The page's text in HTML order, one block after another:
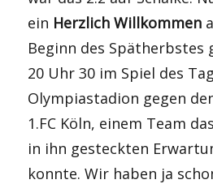
ein Herzlich Willkommen
Beginn des Spätherbstes
20 Uhr 30 im Spiel des
Olympiastadion gegen
1.FC Köln, einem Team
in ihn gesteckten
konnte. Wir haben ja